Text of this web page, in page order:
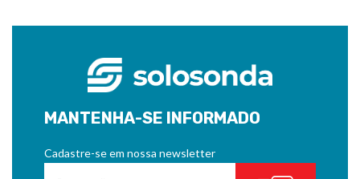
MANTENHA-SE INFORMADO
Cadastre-se em nossa newsletter